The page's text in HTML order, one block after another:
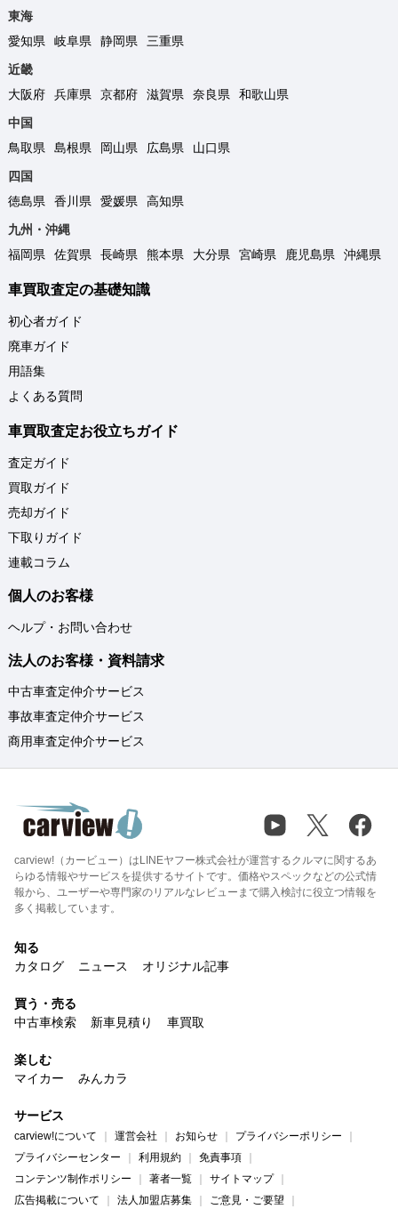
東海
愛知県
岐阜県 静岡県
三重県
近畿
大阪府
兵庫県 京都府 滋賀県 奈良県
和歌山県
中国
鳥取県
島根県 岡山県 広島県
山口県
四国
徳島県
香川県 愛媛県
高知県
九州・沖縄
福岡県
佐賀県 長崎県 熊本県 大分県 宮崎県 鹿児島県 沖縄県
車買取査定の基礎知識
初心者ガイド
廃車ガイド
用語集
よくある質問
車買取査定お役立ちガイド
査定ガイド
買取ガイド
売却ガイド
下取りガイド
連載コラム
個人のお客様
ヘルプ・お問い合わせ
法人のお客様・資料請求
中古車査定仲介サービス
事故車査定仲介サービス
商用車査定仲介サービス
carview!（カービュー）はLINEヤフー株式会社が運営するクルマに関するあ
らゆる情報やサービスを提供するサイトです。価格やスペックなどの公式情
報から、ユーザーや専門家のリアルなレビューまで購入検討に役立つ情報を
多く掲載しています。
知る
カタログ
ニュース オリジナル記事
買う・売る
中古車検索
新車見積り 車買取
楽しむ
マイカー
みんカラ
サービス
carview!について 運営会社 お知らせ
プライバシーポリシー
プライバシーセンター
利用規約
免責事項
コンテンツ制作ポリシー
著者一覧
サイトマップ
広告掲載について
法人加盟店募集 ご意見・ご要望